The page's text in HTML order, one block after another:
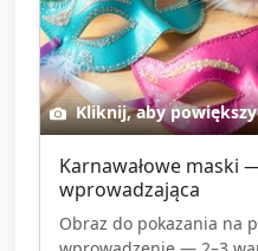
Kliknij, aby
Karnawałowe maski
wprowadzająca
Obraz do pokazania na